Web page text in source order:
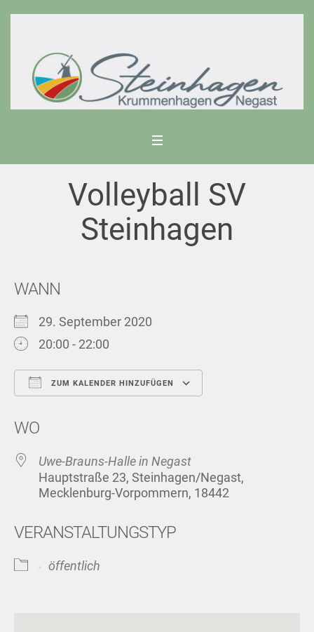
Volleyball SV
Steinhagen
WANN
29. September 2020
20:00 - 22:00
ZUM KALENDER HINZUFÜGEN
WO
Uwe-Brauns-Halle in Negast
Hauptstraße 23, Steinhagen/Negast,
Mecklenburg-Vorpommern, 18442
VERANSTALTUNGSTYP
öffentlich